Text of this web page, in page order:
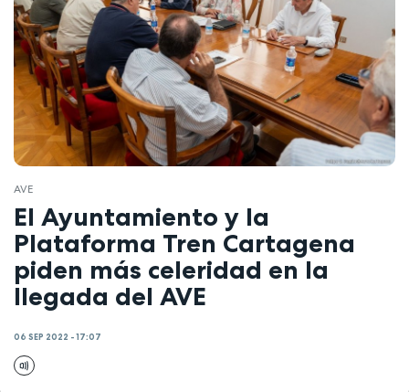
AVE
El Ayuntamiento y la
Plataforma Tren Cartagena
piden más celeridad en la
llegada del AVE
06 SEP 2022 - 17:07